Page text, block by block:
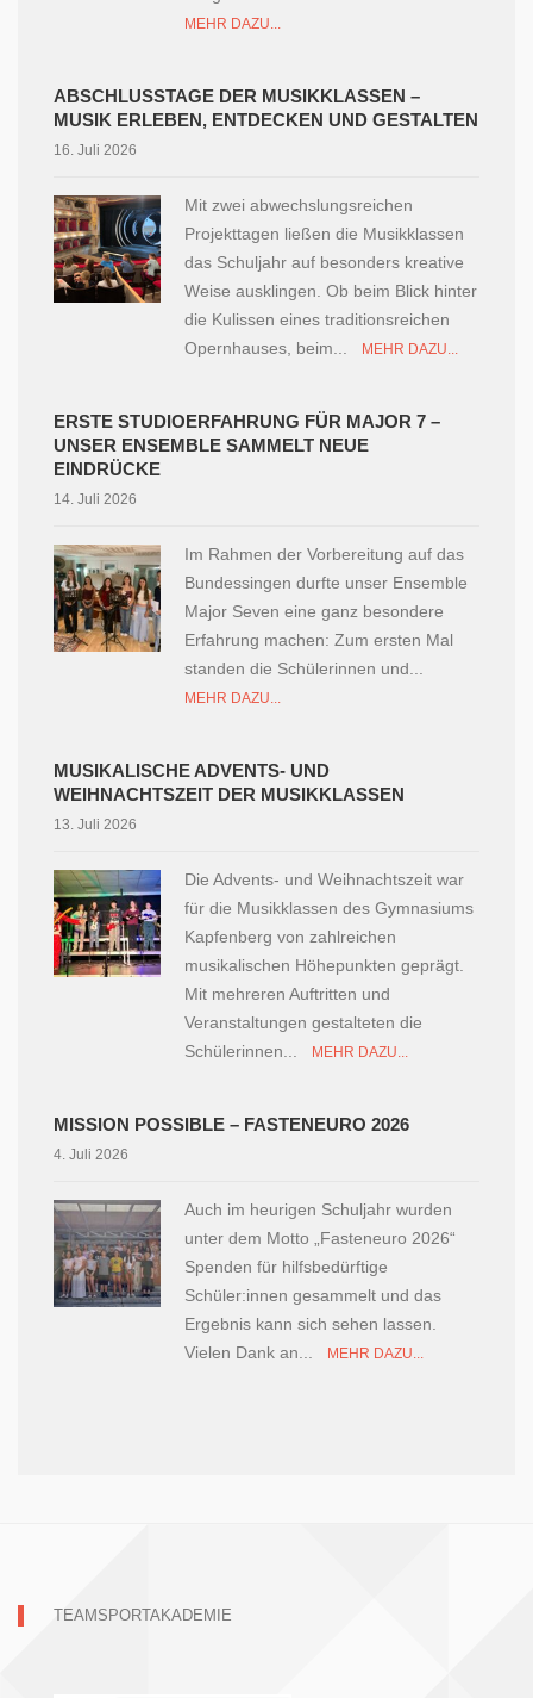
MEHR DAZU...
ABSCHLUSSTAGE DER MUSIKKLASSEN –
MUSIK ERLEBEN, ENTDECKEN UND GESTALTEN
16. Juli 2026
Mit zwei abwechslungsreichen
Projekttagen ließen die Musikklassen
das Schuljahr auf besonders kreative
Weise ausklingen. Ob beim Blick hinter
die Kulissen eines traditionsreichen
Opernhauses, beim...
MEHR DAZU...
ERSTE STUDIOERFAHRUNG FÜR MAJOR 7 –
UNSER ENSEMBLE SAMMELT NEUE
EINDRÜCKE
14. Juli 2026
Im Rahmen der Vorbereitung auf das
Bundessingen durfte unser Ensemble
Major Seven eine ganz besondere
Erfahrung machen: Zum ersten Mal
standen die Schülerinnen und...
MEHR DAZU...
MUSIKALISCHE ADVENTS- UND
WEIHNACHTSZEIT DER MUSIKKLASSEN
13. Juli 2026
Die Advents- und Weihnachtszeit war
für die Musikklassen des Gymnasiums
Kapfenberg von zahlreichen
musikalischen Höhepunkten geprägt.
Mit mehreren Auftritten und
Veranstaltungen gestalteten die
Schülerinnen...
MEHR DAZU...
MISSION POSSIBLE – FASTENEURO 2026
4. Juli 2026
Auch im heurigen Schuljahr wurden
unter dem Motto „Fasteneuro 2026“
Spenden für hilfsbedürftige
Schüler:innen gesammelt und das
Ergebnis kann sich sehen lassen.
Vielen Dank an...
MEHR DAZU...
TEAMSPORTAKADEMIE